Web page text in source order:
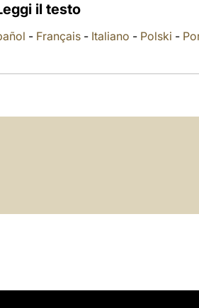
il testo
- Français - Italiano - Polski -